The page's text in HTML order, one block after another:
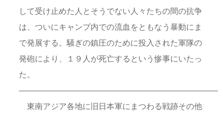
して受け止めた人とそうでない人々たちの間の抗争
は、ついにキャンプ内での流血をともなう暴動にま
で発展する。騒ぎの鎮圧のために投入された軍隊の
発砲により、１９人が死亡するという惨事にいたっ
た。
—————————————————————————
東南アジア各地に旧日本軍にまつわる戦跡その他